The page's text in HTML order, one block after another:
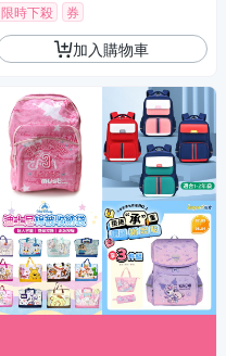
限時下殺
券
加入購物車